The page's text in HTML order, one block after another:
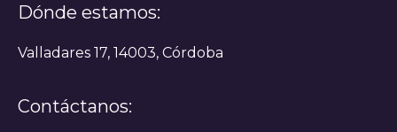
Dónde estamos:
Valladares 17, 14003, Córdoba
Contáctanos: